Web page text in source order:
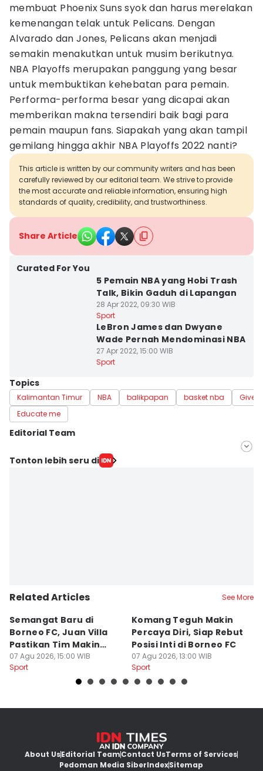
membuat Phoenix Suns syok dan harus merelakan
kemenangan telak untuk Pelicans. Dengan
Alvarado dan Jones, Pelicans akan menjadi
semakin menakutkan untuk musim berikutnya.
NBA Playoffs merupakan panggung yang besar
untuk membuktikan kehebatan para pemain.
Performa-performa besar yang dicapai akan
memberikan makna tersendiri baik bagi para
pemain maupun fans. Siapakah yang akan tampil
gemilang hingga akhir NBA Playoffs 2022 nanti?
This article is written by our community writers and has been
carefully reviewed by our editorial team. We strive to provide
the most accurate and reliable information, ensuring high
standards of quality, credibility, and trustworthiness.
Share Article
Curated For You
5 Pemain NBA yang Hobi Trash
Talk, Bikin Gaduh di Lapangan
28 Apr 2022, 09:30 WIB
Sport
LeBron James dan Dwyane
Wade Pernah Mendominasi NBA
27 Apr 2022, 15:00 WIB
Sport
Topics
Kalimantan Timur NBA balikpapan basket nba
Give
Educate me
Editorial Team
Editor
Tonton lebih seru di
Related Articles See More
Semangat Baru di
Borneo FC, Juan Villa
Pastikan Tim Makin
Kompak
07 Agu 2026, 15:00 WIB
Sport
Komang Teguh Makin
Percaya Diri, Siap Rebut
Posisi Inti di Borneo FC
07 Agu 2026, 13:00 WIB
Sport
About UsEditorial TeamContact UsTerms of Services
Pedoman Media SiberIndexSitemap